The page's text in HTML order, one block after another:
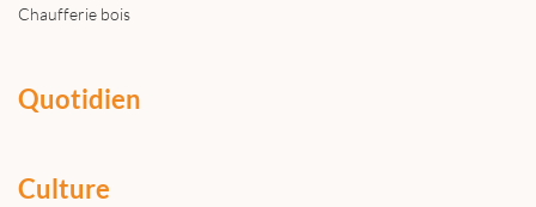
Chaufferie bois
Quotidien
Culture